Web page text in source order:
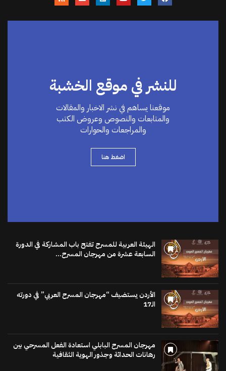
للنشر في موقع الخشبة
موقعنا يساهم في نشر الاخبار والمقالات
والمتابعات والنصوص وعروض الكتب
والمراجعات والحوارات
اضغط هنا
الهيئة العربية للمسرح تفتح باب المشاركة في الدورة
السابعة عشرة من مهرجان المسرح...
الأردن يستضيف “مهرجان المسرح العربي” في دورته
الـ17
مهرجان المسرح البابلي استعادة الفعل المسرحي بين
رهانات الحداثة وجذور الهوية الثقافية